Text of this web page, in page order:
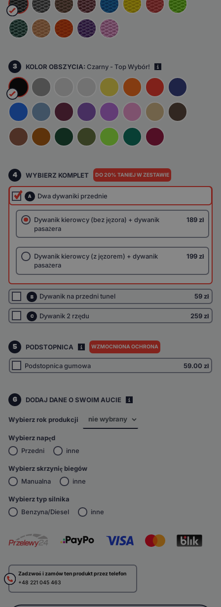
3 KOLOR OBSZYCIA:Czarny - Top Wybór!
4 WYBIERZ KOMPLET DO 20% TANIEJ W ZESTAWIE
A Dwa dywaniki przednie
Dywanik kierowcy (bez jęzora) + dywanik
pasażera
189 zł
Dywanik kierowcy (z jęzorem) + dywanik
pasażera
199 zł
B Dywanik na przedni tunel 59 zł
C Dywanik 2 rzędu 259 zł
5 PODSTOPNICA WZMOCNIONA OCHRONA
Podstopnica gumowa 59.00 zł
6 DODAJ DANE O SWOIM AUCIE
Wybierz rok produkcji
Wybierz napęd
Przedni
inne
Wybierz skrzynię biegów
Manualna
inne
Wybierz typ silnika
Benzyna/Diesel
inne
Zadzwoń i zamów ten produkt przez telefon
+48 221 045 463